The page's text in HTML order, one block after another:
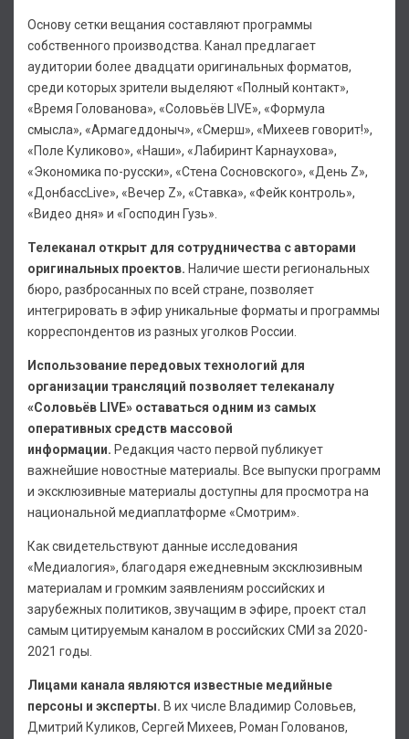
Основу сетки вещания составляют программы
собственного производства. Канал предлагает
аудитории более двадцати оригинальных форматов,
среди которых зрители выделяют «Полный контакт»,
«Время Голованова», «Соловьёв LIVE», «Формула
смысла», «Армагеддоныч», «Смерш», «Михеев говорит!»,
«Поле Куликово», «Наши», «Лабиринт Карнаухова»,
«Экономика по-русски», «Стена Сосновского», «День Z»,
«ДонбассLive», «Вечер Z», «Ставка», «Фейк контроль»,
«Видео дня» и «Господин Гузь».
Телеканал открыт для сотрудничества с авторами
оригинальных проектов. Наличие шести региональных
бюро, разбросанных по всей стране, позволяет
интегрировать в эфир уникальные форматы и программы
корреспондентов из разных уголков России.
Использование передовых технологий для
организации трансляций позволяет телеканалу
«Соловьёв LIVE» оставаться одним из самых
оперативных средств массовой
информации. Редакция часто первой публикует
важнейшие новостные материалы. Все выпуски программ
и эксклюзивные материалы доступны для просмотра на
национальной медиаплатформе «Смотрим».
Как свидетельствуют данные исследования
«Медиалогия», благодаря ежедневным эксклюзивным
материалам и громким заявлениям российских и
зарубежных политиков, звучащим в эфире, проект стал
самым цитируемым каналом в российских СМИ за 2020-
2021 годы.
Лицами канала являются известные медийные
персоны и эксперты. В их числе Владимир Соловьев,
Дмитрий Куликов, Сергей Михеев, Роман Голованов,